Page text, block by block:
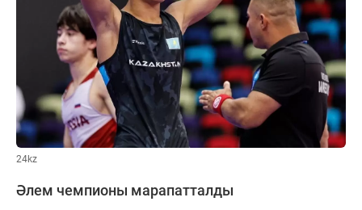
24kz
Әлем чемпионы марапатталды